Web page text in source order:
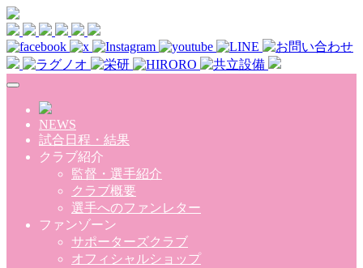
Skip to main content
NEWS
試合日程・結果
クラブ紹介
監督・選手紹介
クラブ概要
選手へのファンレター
ファンゾーン
サポーターズクラブ
オフィシャルショップ